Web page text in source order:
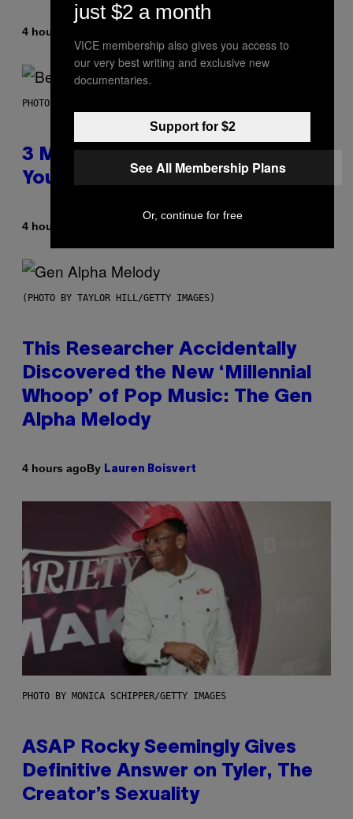
4 hours ago
PHOTO BY KEVIN WINTER/GETTY IMAGES FOR RADIO DISNEY
3 Millennial Anthems That Make
You Think of Your Best Friend
4 hours ago
(PHOTO BY TAYLOR HILL/GETTY IMAGES)
This Researcher Accidentally
Discovered the New ‘Millennial
Whoop’ of Pop Music: The Gen
Alpha Melody
4 hours agoBy Lauren Boisvert
PHOTO BY MONICA SCHIPPER/GETTY IMAGES
ASAP Rocky Seemingly Gives
Definitive Answer on Tyler, The
Creator’s Sexuality
just $2 a month
VICE membership also gives you access to
our very best writing and exclusive new
documentaries.
Support for $2
See All Membership Plans
Or, continue for free